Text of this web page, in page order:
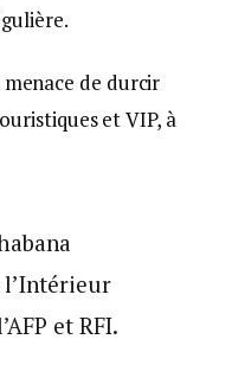
de durcir
et VIP, à
et RFI.